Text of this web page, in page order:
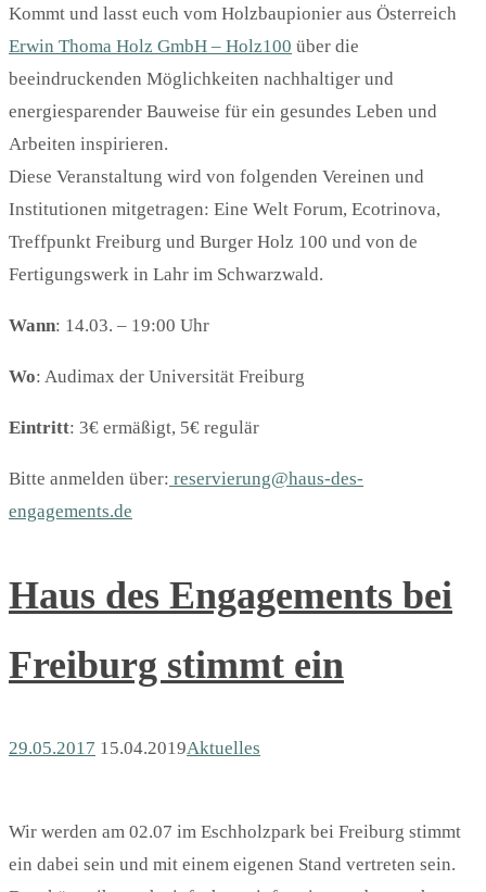
Kommt und lasst euch vom Holzbaupionier aus Österreich
Erwin Thoma Holz GmbH – Holz100 über die
beeindruckenden Möglichkeiten nachhaltiger und
energiesparender Bauweise für ein gesundes Leben und
Arbeiten inspirieren.
Diese Veranstaltung wird von folgenden Vereinen und
Institutionen mitgetragen: Eine Welt Forum, Ecotrinova,
Treffpunkt Freiburg und Burger Holz 100 und von de
Fertigungswerk in Lahr im Schwarzwald.
Wann: 14.03. – 19:00 Uhr
Wo: Audimax der Universität Freiburg
Eintritt: 3€ ermäßigt, 5€ regulär
Bitte anmelden über: reservierung@haus-des-
engagements.de
Haus des Engagements bei
Freiburg stimmt ein
29.05.2017 15.04.2019Aktuelles
Wir werden am 02.07 im Eschholzpark bei Freiburg stimmt
ein dabei sein und mit einem eigenen Stand vertreten sein.